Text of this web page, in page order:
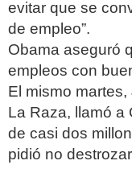
evitar que se
de empleo”.
Obama aseguró
empleos con
El mismo
La Raza, llamó a
de casi dos
pidió no